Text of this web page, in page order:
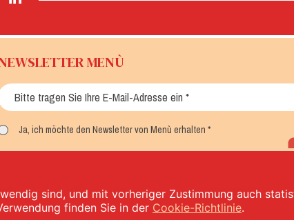
MENÙ
Ja, ich möchte den Newsletter von Menù erhalten *
sind, und mit vorheriger Zustimmung auch
finden Sie in der Cookie-Richtlinie.